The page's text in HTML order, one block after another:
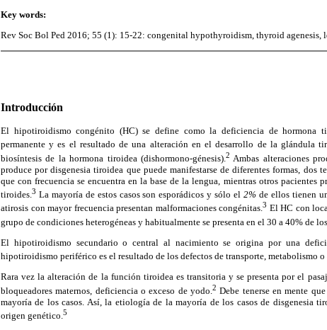
Key words:
Rev Soc Bol Ped 2016; 55 (1): 15-22: congenital hypothyroidism, thyroid agenesis,
Introducción
El hipotiroidismo congénito (HC) se define como la deficiencia de hormona
permanente y es el resultado de una alteración en el desarrollo de la glándula
biosíntesis de la hormona tiroidea (dishormono-génesis). 2 Ambas alteraciones
produce por disgenesia tiroidea que puede manifestarse de diferentes formas, dos
que con frecuencia se encuentra en la base de la lengua, mientras otros pacientes
tiroides.3 La mayoría de estos casos son esporádicos y sólo el 2% de ellos tienen
atirosis con mayor frecuencia presentan malformaciones congénitas.3 El HC con
grupo de condiciones heterogéneas y habitualmente se presenta en el 30 a 40% de
El hipotiroidismo secundario o central al nacimiento se origina por una
hipotiroidismo periférico es el resultado de los defectos de transporte, metabolismo
Rara vez la alteración de la función tiroidea es transitoria y se presenta por el
bloqueadores maternos, deficiencia o exceso de yodo. 2 Debe tenerse en mente
mayoría de los casos. Así, la etiología de la mayoría de los casos de disgenesia
origen genético.5